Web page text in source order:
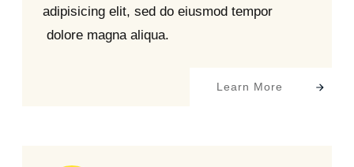
adipisicing elit, sed do eiusmod tempor
dolore magna aliqua.
Learn More